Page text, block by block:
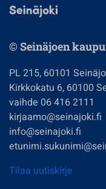
© Seinäjoen
PL 215, 60101
Kirkkokatu 6, 60100
vaihde 06 416 2111
kirjaamo@seinajoki.fi
info@seinajoki.fi
Tilaa uutiskirje